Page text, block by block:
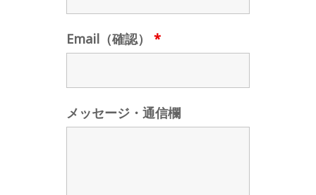
Email（確認） *
メッセージ・通信欄